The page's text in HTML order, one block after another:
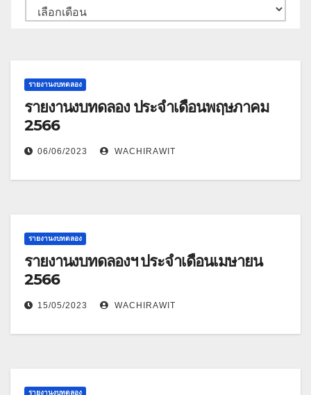
คลัง
รายงานงบทดลอง
รายงานงบทดลอง ประจำเดือนพฤษภาคม
2566
06/06/2023 WACHIRAWIT
รายงานงบทดลอง
รายงานงบทดลองฯ ประจำเดือนเมษายน
2566
15/05/2023 WACHIRAWIT
รายงานงบทดลอง